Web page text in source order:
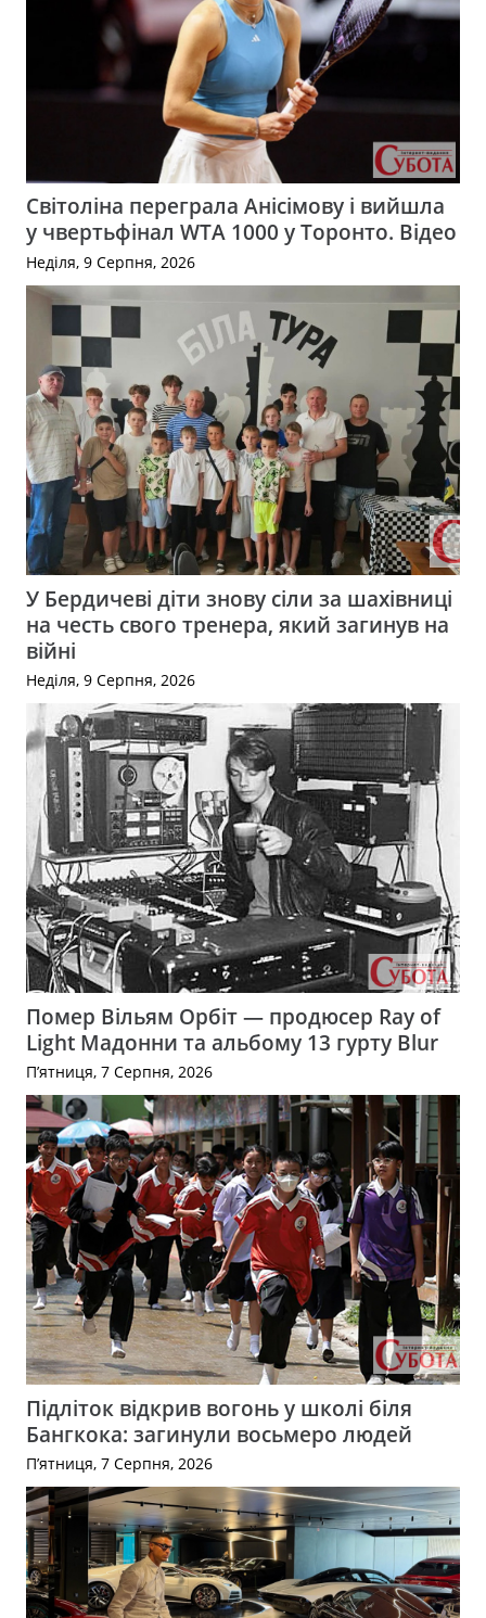
Світоліна переграла Анісімову і вийшла
у чвертьфінал WTA 1000 у Торонто. Відео
Неділя, 9 Серпня, 2026
У Бердичеві діти знову сіли за шахівниці
на честь свого тренера, який загинув на
війні
Неділя, 9 Серпня, 2026
Помер Вільям Орбіт — продюсер Ray of
Light Мадонни та альбому 13 гурту Blur
П’ятниця, 7 Серпня, 2026
Підліток відкрив вогонь у школі біля
Бангкока: загинули восьмеро людей
П’ятниця, 7 Серпня, 2026